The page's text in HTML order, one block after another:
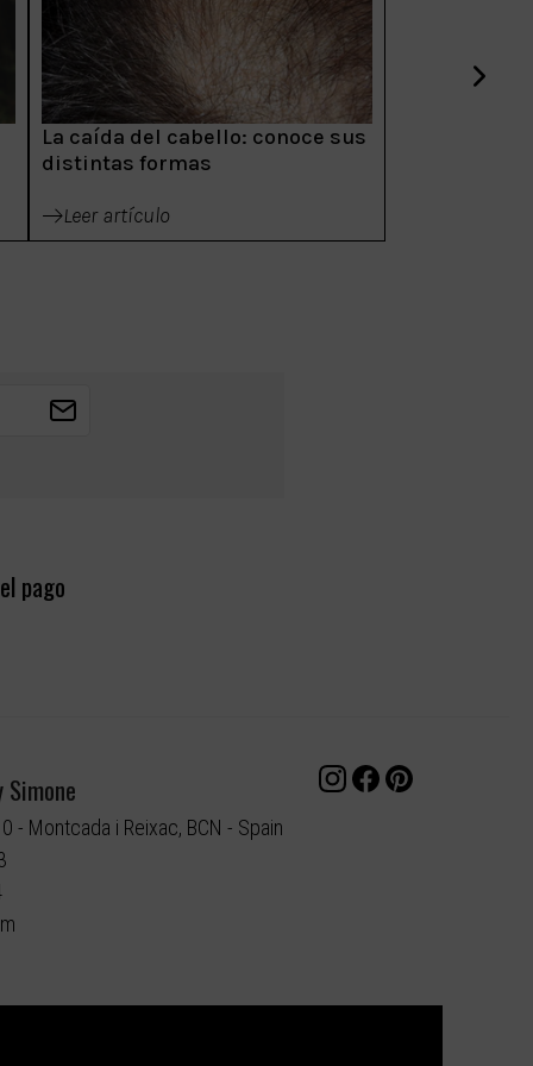
La caída del cabello: conoce sus
distintas formas
Leer artículo
pago
- Montcada i Reixac, BCN - Spain